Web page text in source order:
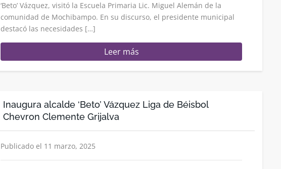
‘Beto’ Vázquez, visitó la Escuela Primaria Lic. Miguel Alemán de la
comunidad de Mochibampo. En su discurso, el presidente municipal
destacó las necesidades […]
Leer más
Inaugura alcalde ‘Beto’ Vázquez Liga de Béisbol
Chevron Clemente Grijalva
Publicado el 11 marzo, 2025